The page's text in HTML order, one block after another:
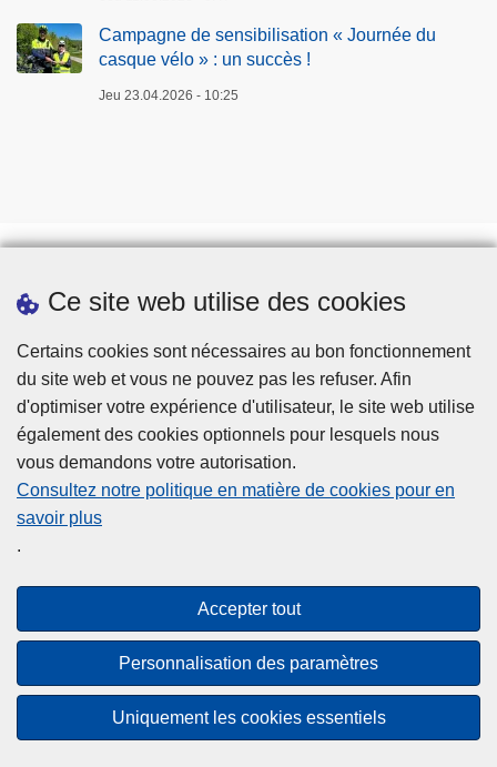
Ce site web utilise des cookies
Certains cookies sont nécessaires au bon fonctionnement
du site web et vous ne pouvez pas les refuser. Afin
d'optimiser votre expérience d'utilisateur, le site web utilise
également des cookies optionnels pour lesquels nous
vous demandons votre autorisation.
Consultez notre politique en matière de cookies pour en
savoir plus
.
Accepter tout
Personnalisation des paramètres
Uniquement les cookies essentiels
Campagne de sensibilisation « Journée du
casque vélo » : un succès !
Jeu 23.04.2026 - 10:25
Téléchargements
Presse
Accessibilité
© 2026 Police.be